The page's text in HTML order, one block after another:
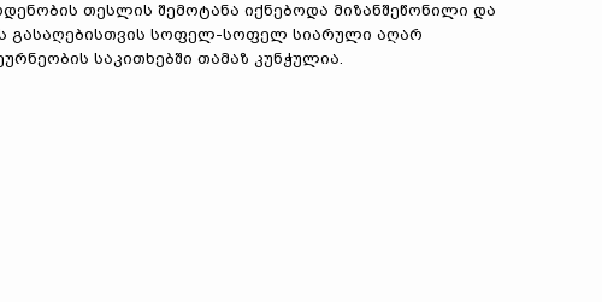
თესლის შემოტანა იქნებოდა მიზანშეწონილი და
გასაღებისთვის სოფელ-სოფელ სიარული აღარ
საკითხებში თამაზ კუნჭულია.